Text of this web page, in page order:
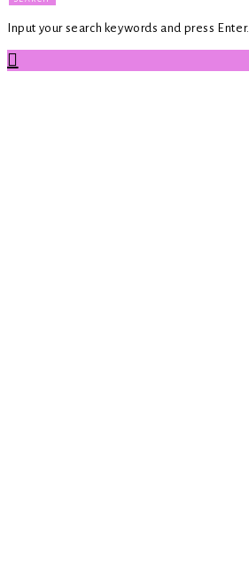
Input your search keywords and press Enter.